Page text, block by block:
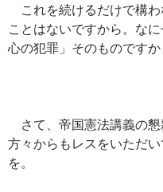
これを続けるだけで構
ことはないですから。な
心の犯罪」そのものですか
さて、帝国憲法講義の懇
方々からもレスをいただ
を。